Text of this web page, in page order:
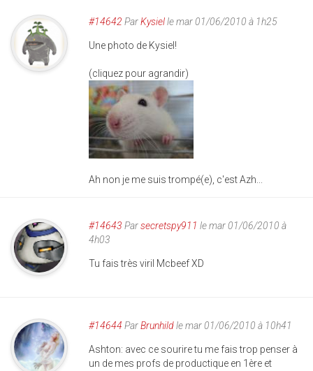
#14642 ParKysielle mar 01/06/2010 à 1h25
Une photo de Kysiel!
(cliquez pour agrandir)
Ah non je me suis trompé(e), c'est Azh...
#14643 Parsecretspy911 le mar 01/06/2010 à
4h03
Tu fais très viril Mcbeef XD
#14644 ParBrunhildle mar 01/06/2010 à 10h41
Ashton: avec ce sourire tu me fais trop penser à
un de mes profs de productique en 1ère et